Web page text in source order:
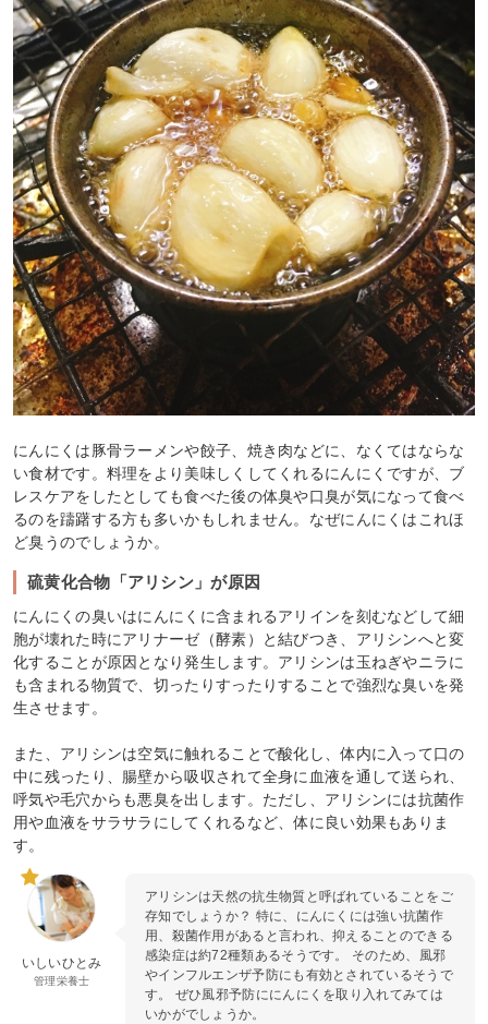
にんにくは豚骨ラーメンや餃子、焼き肉などに、なくてはならな
い食材です。料理をより美味しくしてくれるにんにくですが、ブ
レスケアをしたとしても食べた後の体臭や口臭が気になって食べ
るのを躊躇する方も多いかもしれません。なぜにんにくはこれほ
ど臭うのでしょうか。
硫黄化合物「アリシン」が原因
にんにくの臭いはにんにくに含まれるアリインを刻むなどして細
胞が壊れた時にアリナーゼ（酵素）と結びつき、アリシンへと変
化することが原因となり発生します。アリシンは玉ねぎやニラに
も含まれる物質で、切ったりすったりすることで強烈な臭いを発
生させます。
また、アリシンは空気に触れることで酸化し、体内に入って口の
中に残ったり、腸壁から吸収されて全身に血液を通して送られ、
呼気や毛穴からも悪臭を出します。ただし、アリシンには抗菌作
用や血液をサラサラにしてくれるなど、体に良い効果もありま
す。
いしいひとみ
管理栄養士
アリシンは天然の抗生物質と呼ばれていることをご
存知でしょうか？ 特に、にんにくには強い抗菌作
用、殺菌作用があると言われ、抑えることのできる
感染症は約72種類あるそうです。 そのため、風邪
やインフルエンザ予防にも有効とされているそうで
す。 ぜひ風邪予防ににんにくを取り入れてみては
いかがでしょうか。